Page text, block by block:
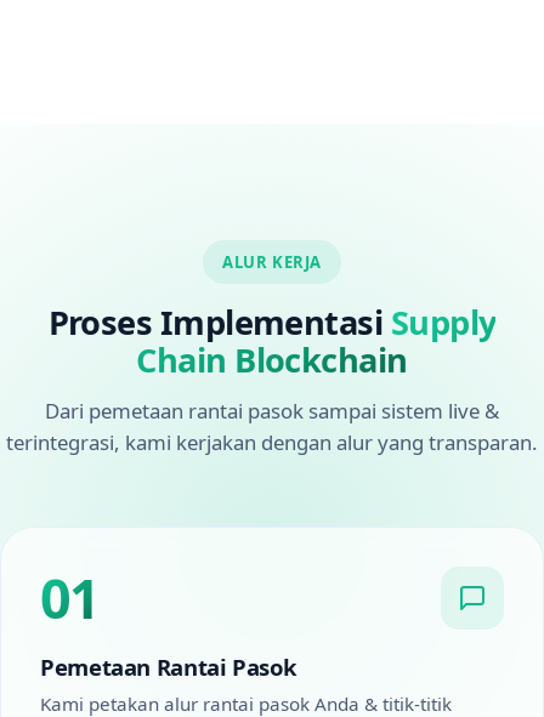
ALUR KERJA
Proses Implementasi Supply
Chain Blockchain
Dari pemetaan rantai pasok sampai sistem live &
terintegrasi, kami kerjakan dengan alur yang transparan.
01
Pemetaan Rantai Pasok
Kami petakan alur rantai pasok Anda & titik-titik